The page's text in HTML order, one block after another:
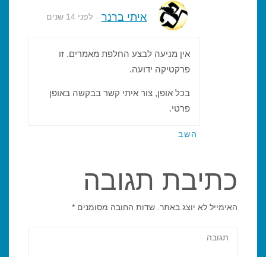
איתי ברנר לפני 14 שנים
אין מניעה לבצע החלפת מאמרים. זו
פרקטיקה ידועה.
בכל אופן, צור איתי קשר בבקשה באופן
פרטי.
השב
כתיבת תגובה
האימייל לא יוצג באתר. שדות החובה מסומנים*